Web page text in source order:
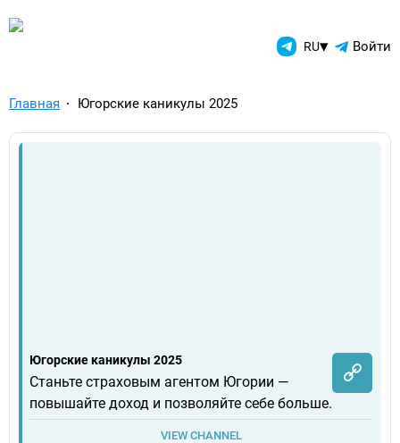
TelegramAds.com — RU▾ Войти
Главная Югорские каникулы 2025
Югорские каникулы 2025
Станьте страховым агентом Югории —
повышайте доход и позволяйте себе больше.
VIEW CHANNEL